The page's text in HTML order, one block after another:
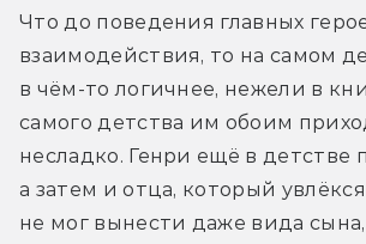
Что до поведения главных
взаимодействия, то на самом
в чём-то логичнее, нежели в
самого детства им обоим
несладко. Генри ещё в детстве
а затем и отца, который
не мог вынести даже вида сына,